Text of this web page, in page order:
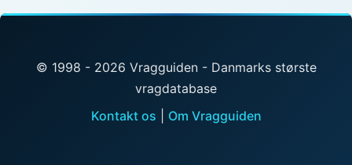
© 1998 - 2026 Vragguiden - Danmarks største
vragdatabase
Kontakt os
Om Vragguiden